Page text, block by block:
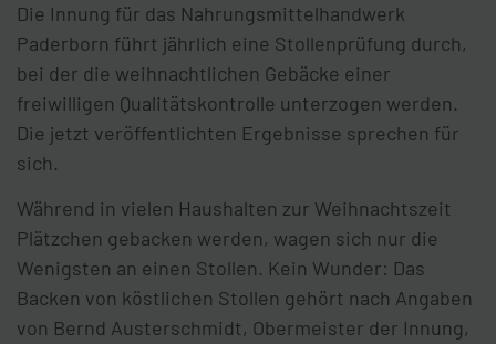
Die Innung für das Nahrungsmittelhandwerk
Paderborn führt jährlich eine Stollenprüfung durch,
bei der die weihnachtlichen Gebäcke einer
freiwilligen Qualitätskontrolle unterzogen werden.
Die jetzt veröffentlichten Ergebnisse sprechen für
sich.
Während in vielen Haushalten zur Weihnachtszeit
Plätzchen gebacken werden, wagen sich nur die
Wenigsten an einen Stollen. Kein Wunder: Das
Backen von köstlichen Stollen gehört nach Angaben
von Bernd Austerschmidt, Obermeister der Innung,